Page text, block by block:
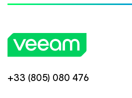
+33 (805) 080 476